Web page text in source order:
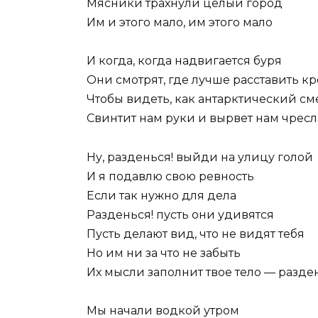
Мясники трахнули целый город
Им и этого мало, им этого мало
И когда, когда надвигается буря
Они смотрят, где лучше расставить
Чтобы видеть, как антарктический
Свинтит нам руки и вырвет нам
Ну, разденься! выйди на улицу голой
И я подавлю свою ревность
Если так нужно для дела
Разденься! пусть они удивятся
Пусть делают вид, что не видят тебя
Но им ни за что не забыть
Их мысли заполнит твое тело —
Мы начали водкой утром